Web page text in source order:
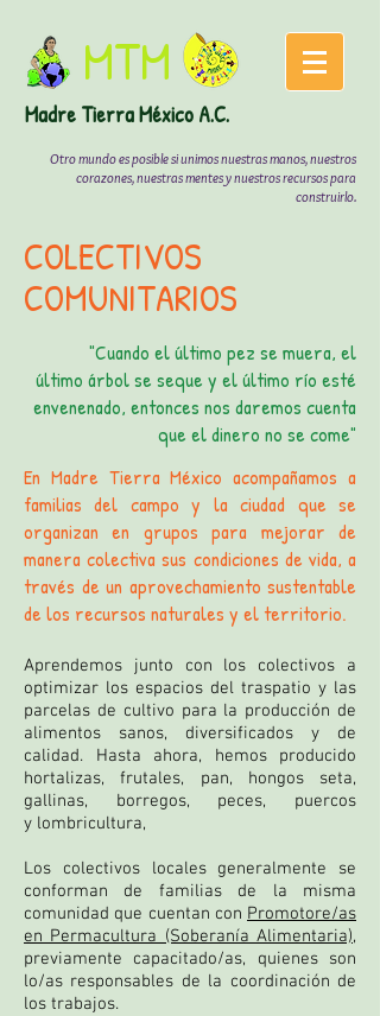
MTM
MadreTierra México A.C.
Otro mundo es posible si unimos nuestras manos, nuestros
corazones, nuestras mentes y nuestros recursos para
construirlo.
COLECTIVOS
COMUNITARIOS
"Cuando el último pez se muera, el
último árbol se seque y el último río esté
envenenado, entonces nos daremos cuenta
que el dinero no se come"
​En Madre Tierra México acompañamos a
familias del campo y la ciudad que se
organizan en grupos para mejorar de
manera colectiva sus condiciones de vida, a
través de un aprovechamiento sustentable
de los recursos naturales y el territorio.
Aprendemos junto con los colectivos a
optimizar los espacios del traspatio y las
parcelas de cultivo para la producción de
alimentos sanos, diversificados y de
calidad. Hasta ahora, hemos producido
hortalizas, frutales, pan, hongos seta,
gallinas, borregos, peces, puercos
y lombricultura,
Los colectivos locales generalmente se
conforman de familias de la misma
comunidad que cuentan con Promotore/as
en Permacultura (Soberanía Alimentaria),
previamente capacitado/as, quienes son
lo/as responsables de la coordinación de
los trabajos.